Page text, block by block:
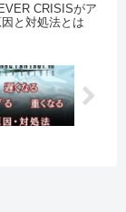
CRISISがア
と対処法とは